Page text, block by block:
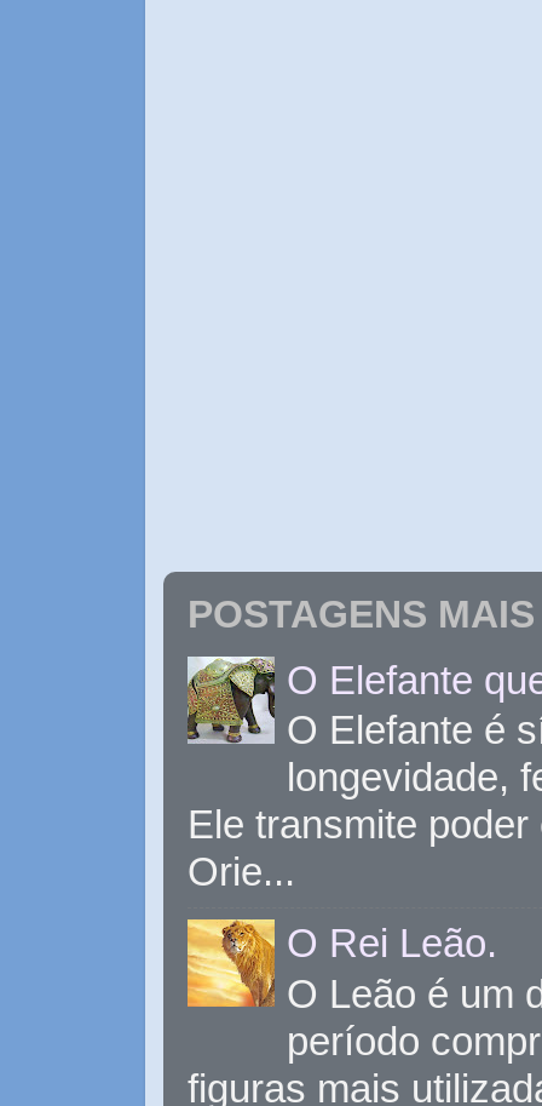
POSTAGENS
O Elefante
O Elefante é
longevidade,
Ele transmite
Orie...
O Rei Leão.
O Leão é um
período
figuras mais